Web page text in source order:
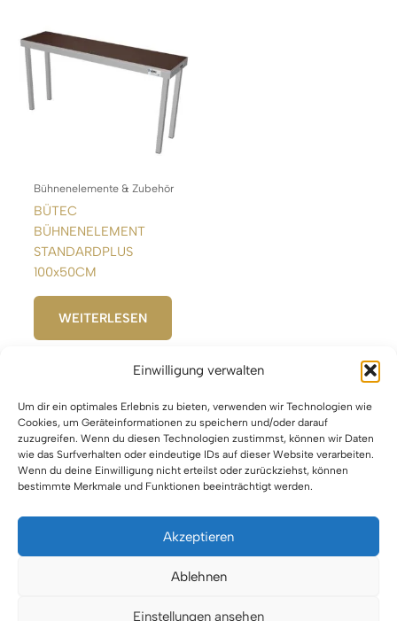
Einwilligung verwalten
Um dir ein optimales Erlebnis zu bieten, verwenden wir Technologien wie
Cookies, um Geräteinformationen zu speichern und/oder darauf
zuzugreifen. Wenn du diesen Technologien zustimmst, können wir Daten
wie das Surfverhalten oder eindeutige IDs auf dieser Website verarbeiten.
Wenn du deine Einwilligung nicht erteilst oder zurückziehst, können
bestimmte Merkmale und Funktionen beeinträchtigt werden.
Akzeptieren
Ablehnen
Einstellungen ansehen
Bühnenelemente & Zubehör
BÜTEC
BÜHNENELEMENT
STANDARDPLUS
100x50CM
WEITERLESEN
1 2 3 4 5 6 7 →
Impressum
Datenschutz